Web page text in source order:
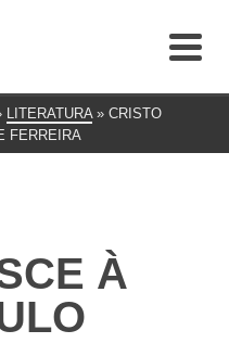
LITERATURA » CRISTO
FERREIRA
À